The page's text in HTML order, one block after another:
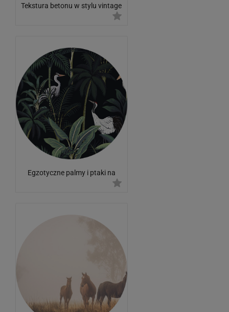
Tekstura betonu w stylu vintage
Egzotyczne palmy i ptaki na